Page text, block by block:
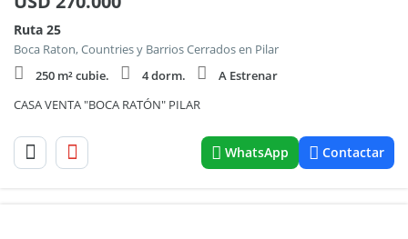
Ruta 25
Boca Raton, Countries y Barrios Cerrados en Pilar
250 m² cubie.
4 dorm.
A Estrenar
CASA VENTA "BOCA RATÓN" PILAR
WhatsApp Contactar